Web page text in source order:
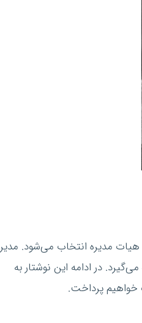
مدیره انتخاب می‌شود. مدیر
در ادامه این نوشتار به
خواهیم پرداخت.